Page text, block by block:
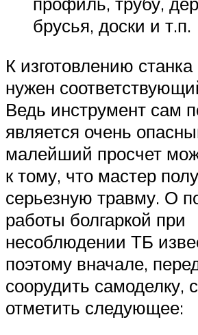
брусья, доски и т.п.
К изготовлению станка
нужен
Ведь инструмент сам
является очень
малейший просчет
к тому, что мастер
серьезную травму. О
работы болгаркой при
несоблюдении ТБ
поэтому вначале,
соорудить самоделку,
отметить следующее: